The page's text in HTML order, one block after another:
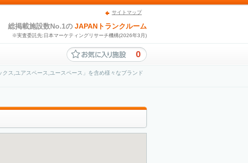
サイトマップ
総掲載施設数No.1の JAPANトランクルーム
※実査委託先:日本マーケティングリサーチ機構(2026年3月)
0
ス,ユアスペース,ユースペース」を含め様々なブランド